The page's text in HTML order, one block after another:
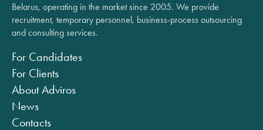
Belarus, operating in the market since 2005. We provide
recruitment, temporary personnel, business-process outsourcing
and consulting services.
For Candidates
For Clients
About Adviros
News
Contacts